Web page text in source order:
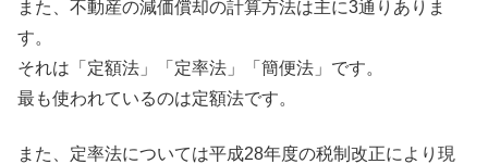
また、不動産の減価償却の計算方法は主に3通りありま
す。
それは「定額法」「定率法」「簡便法」です。
最も使われているのは定額法です。
また、定率法については平成28年度の税制改正により現